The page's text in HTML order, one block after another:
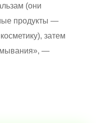
(они
продукты —
затем
—